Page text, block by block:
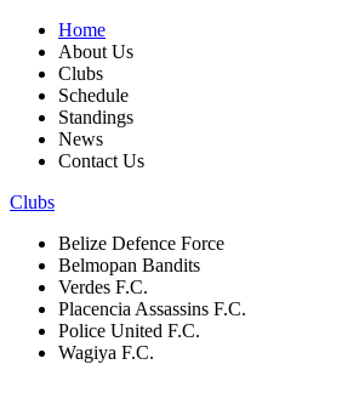
Home
About Us
Clubs
Schedule
Standings
News
Contact Us
Clubs
Belize Defence Force
Belmopan Bandits
Verdes F.C.
Placencia Assassins F.C.
Police United F.C.
Wagiya F.C.